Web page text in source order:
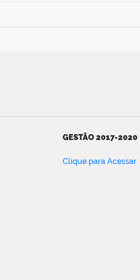
GESTÃO 2017-2020
Clique para Acessar